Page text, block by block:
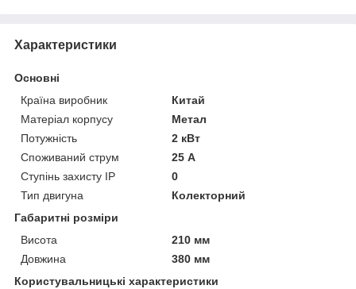
Характеристики
Основні
Країна виробник
Китай
Матеріал корпусу
Метал
Потужність
2 кВт
Споживаний струм
25 А
Ступінь захисту IP
0
Тип двигуна
Колекторний
Габаритні розміри
Висота
210 мм
Довжина
380 мм
Користувальницькі характеристики